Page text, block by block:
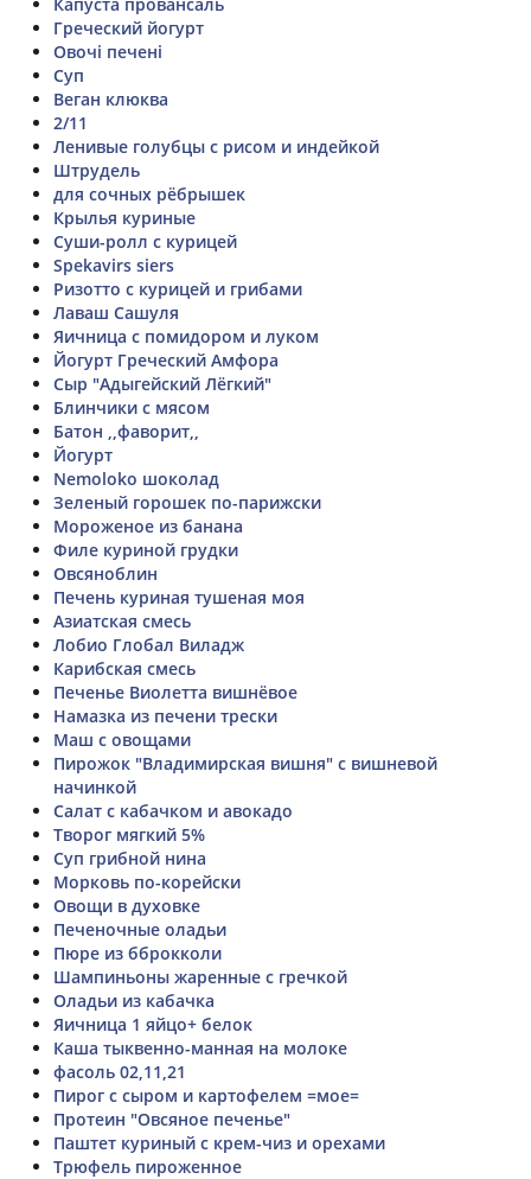
Греческий йогурт
Овочі печені
Суп
Веган клюква
2/11
Ленивые голубцы с рисом и индейкой
Штрудель
для сочных рёбрышек
Крылья куриные
Суши-ролл с курицей
Spekavirs siers
Ризотто с курицей и грибами
Лаваш Сашуля
Яичница с помидором и луком
Йогурт Греческий Амфора
Сыр "Адыгейский Лёгкий"
Блинчики с мясом
Батон ,,фаворит,,
Йогурт
Nemoloko шоколад
Зеленый горошек по-парижски
Мороженое из банана
Филе куриной грудки
Овсяноблин
Печень куриная тушеная моя
Азиатская смесь
Лобио Глобал Виладж
Карибская смесь
Печенье Виолетта вишнёвое
Намазка из печени трески
Маш с овощами
Пирожок "Владимирская вишня" с вишневой
начинкой
Салат с кабачком и авокадо
Творог мягкий 5%
Суп грибной нина
Морковь по-корейски
Овощи в духовке
Печеночные оладьи
Пюре из бброкколи
Шампиньоны жаренные с гречкой
Оладьи из кабачка
Яичница 1 яйцо+ белок
Каша тыквенно-манная на молоке
фасоль 02,11,21
Пирог с сыром и картофелем =мое=
Протеин "Овсяное печенье"
Паштет куриный с крем-чиз и орехами
Трюфель пироженное